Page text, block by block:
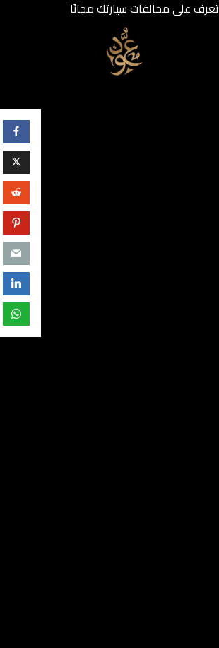
تعرف على مخالفات سيارتك مجانًا